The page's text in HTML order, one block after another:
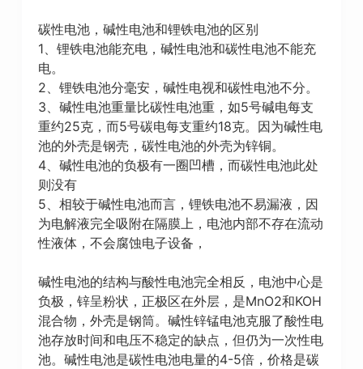
碳性电池，碱性电池和锂铁电池的区别
1、锂铁电池能充电，碱性电池和碳性电池不能充
电。
2、锂铁电池分毫安，碱性电视和碳性电池不分。
3、碱性电池重量比碳性电池重，如5号碱电每支
重约25克，而5号碳电每支重约18克。因为碱性电
池的外壳是钢壳，碳性电池的外壳为锌铜。
4、碱性电池的负极有一圈凹槽，而碳性电池此处
则没有
5、相较于碱性电池而言，锂铁电池不易漏液，因
为电解液完全吸附在隔膜上，电池内部不存在流动
性液体，不会腐蚀电子设备，
碱性电池的结构与酸性电池完全相反，电池中心是
负极，锌呈粉状，正极区在外层，是MnO2和KOH
混合物，外壳是钢筒。碱性锌锰电池克服了酸性电
池存放时间和电压不稳定的缺点，但仍为一次性电
池。碱性电池是碳性电池电量的4-5倍，价格是碳